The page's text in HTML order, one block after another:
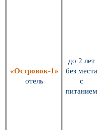
«Островок-1»
отель
до 2 лет
без места
с
питанием